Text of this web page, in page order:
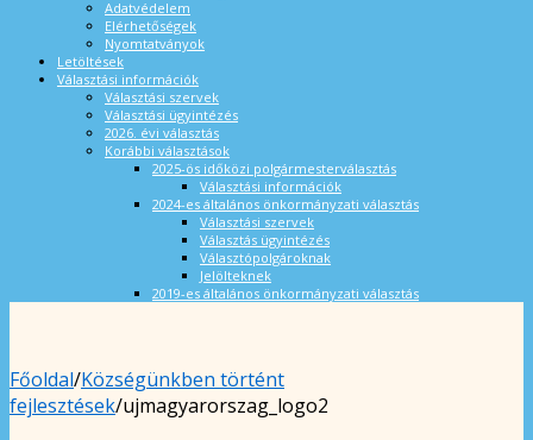
Adatvédelem
Elérhetőségek
Nyomtatványok
Letöltések
Választási információk
Választási szervek
Választási ügyintézés
2026. évi választás
Korábbi választások
2025-ös időközi polgármesterválasztás
Választási információk
2024-es általános önkormányzati választás
Választási szervek
Választás ügyintézés
Választópolgároknak
Jelölteknek
2019-es általános önkormányzati választás
Főoldal/Községünkben történt
fejlesztések/ujmagyarorszag_logo2